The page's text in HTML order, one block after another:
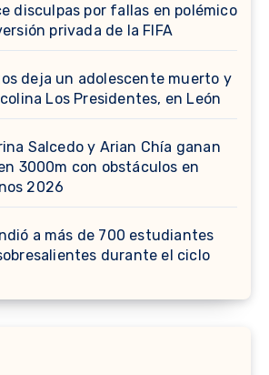
disculpas por fallas en polémico
privada de la FIFA
deja un adolescente muerto y
Los Presidentes, en León
Salcedo y Arian Chía ganan
3000m con obstáculos en
2026
a más de 700 estudiantes
durante el ciclo